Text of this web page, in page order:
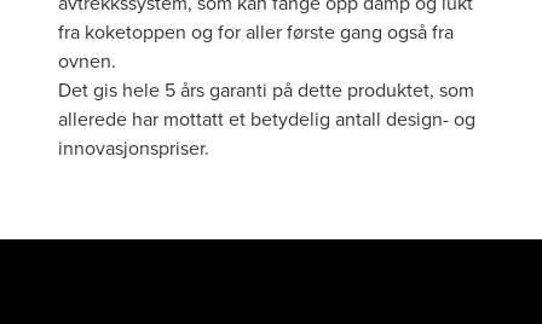
fra koketoppen og for aller første gang også fra
ovnen.
Det gis hele 5 års garanti på dette produktet, som
allerede har mottatt et betydelig antall design- og
innovasjonspriser.